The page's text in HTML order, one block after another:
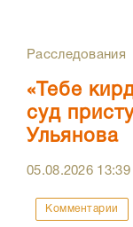
Расследования
«Тебе
суд
Ульянова
05.08.2026 13:39
Комментарии